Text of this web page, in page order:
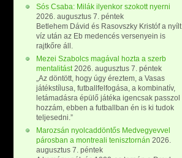
Sós Csaba: Milák ilyenkor szokott nyerni
2026. augusztus 7. péntek
Betlehem Dávid és Rasovszky Kristóf a nyílt
víz után az Eb medencés versenyein is
rajtkőre áll.
Mezei Szabolcs magával hozta a szerb
mentalitást 2026. augusztus 7. péntek
„Az döntött, hogy úgy éreztem, a Vasas
játékstílusa, futballfelfogása, a kombinatív,
letámadásra épülő játéka igencsak passzol
hozzám, ebben a futballban én is ki tudok
teljesedni.”
Marozsán nyolcaddöntős Medvegyevvel
párosban a montreali tenisztornán 2026.
augusztus 7. péntek